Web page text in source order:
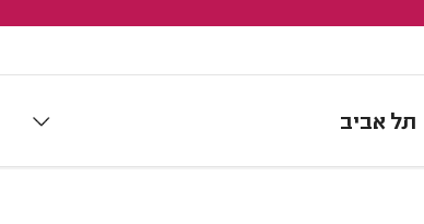
תל אביב